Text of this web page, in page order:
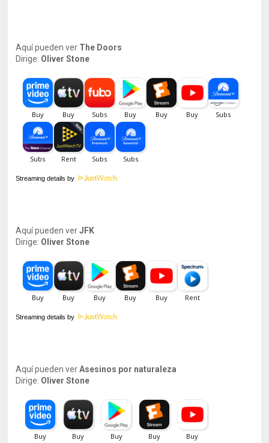
Aquí pueden ver The Doors
Dirige: Oliver Stone
Streaming details by
Aquí pueden verJFK
Dirige: Oliver Stone
Streaming details by
Aquí pueden verAsesinos por naturaleza
Dirige: Oliver Stone